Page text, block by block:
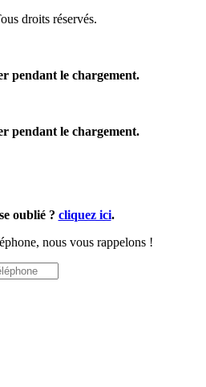
droits réservés.
pendant le chargement.
pendant le chargement.
oublié ? cliquez ici.
nous vous rappelons !